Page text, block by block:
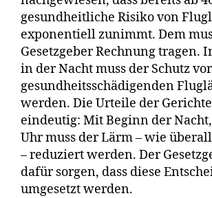
gesundheitliche Risiko von
exponentiell zunimmt. Dem
Gesetzgeber Rechnung tragen.
in der Nacht muss der Schutz vor
gesundheitsschädigenden
werden. Die Urteile der
eindeutig: Mit Beginn der Nacht,
Uhr muss der Lärm – wie
– reduziert werden. Der
dafür sorgen, dass diese
umgesetzt werden.